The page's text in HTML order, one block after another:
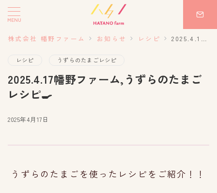
MENU
株式会社 幡野ファーム お知らせ レシピ 2025.4.17幡野ファーム,うずらのたまごレシピ🍳
レシピ うずらのたまごレシピ
2025.4.17幡野ファーム,うずらのたまご
レシピ🍳
2025年4月17日
うずらのたまごを使ったレシピをご紹介！！